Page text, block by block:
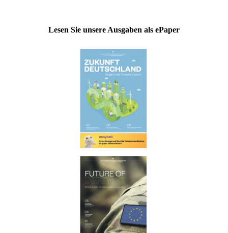
Lesen Sie unsere Ausgaben als ePaper